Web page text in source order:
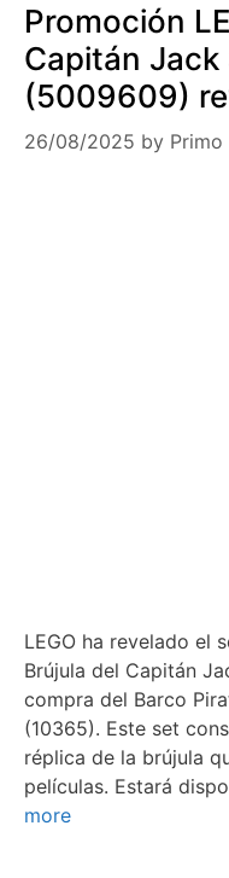
Promoción
Capitán Jack
(5009609)
26/08/2025 by Primo
LEGO ha revelado el
Brújula del Capitán
compra del Barco
(10365). Este set
réplica de la brújula
películas. Estará
more